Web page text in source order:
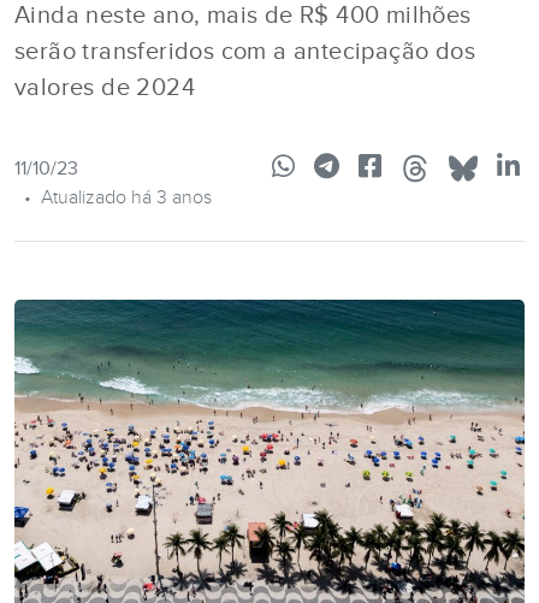
Ainda neste ano, mais de R$ 400 milhões
serão transferidos com a antecipação dos
valores de 2024
11/10/23
• Atualizado há 3 anos